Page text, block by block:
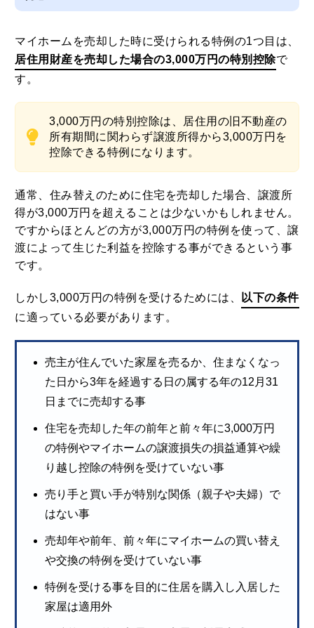
マイホームを売却した時に受けられる特例の1つ目は、
居住用財産を売却した場合の3,000万円の特別控除で
す。
3,000万円の特別控除は、居住用の旧不動産の
所有期間に関わらず譲渡所得から3,000万円を
控除できる特例になります。
通常、住み替えのために住宅を売却した場合、譲渡所
得が3,000万円を超えることは少ないかもしれません。
ですからほとんどの方が3,000万円の特例を使って、譲
渡によって生じた利益を控除する事ができるという事
です。
しかし3,000万円の特例を受けるためには、
以下の条件
に適っている必要があります。
売主が住んでいた家屋を売るか、住まなくなっ
た日から3年を経過する日の属する年の12月31
日までに売却する事
住宅を売却した年の前年と前々年に3,000万円
の特例やマイホームの譲渡損失の損益通算や繰
り越し控除の特例を受けていない事
売り手と買い手が特別な関係（親子や夫婦）で
はない事
売却年や前年、前々年にマイホームの買い替え
や交換の特例を受けていない事
特例を受ける事を目的に住居を購入し入居した
家屋は適用外